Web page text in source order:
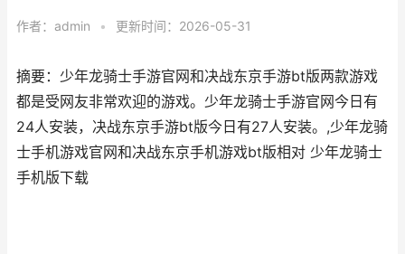
作者： admin • 更新时间：2026-05-31
摘要：少年龙骑士手游官网和决战东京手游bt版两款游戏
都是受网友非常欢迎的游戏。少年龙骑士手游官网今日有
24人安装，决战东京手游bt版今日有27人安装。,少年龙骑
士手机游戏官网和决战东京手机游戏bt版相对 少年龙骑士
手机版下载